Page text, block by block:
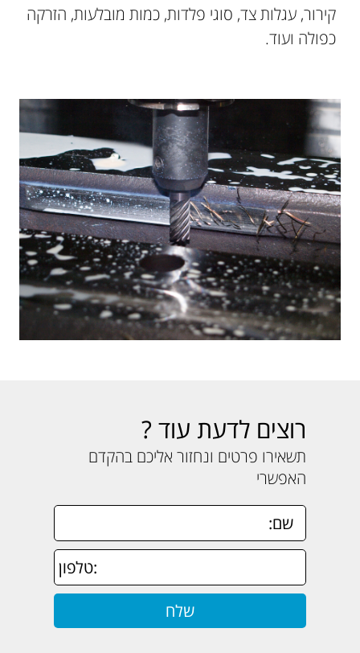
קירור, עגלות צד, סוגי פלדות, כמות מובלעות, הזרקה
כפולה ועוד.
רוצים לדעת עוד ?
תשאירו פרטים ונחזור אליכם בהקדם
האפשרי